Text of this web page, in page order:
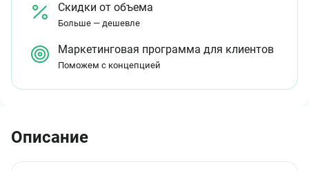
Скидки от объема
Больше — дешевле
Маркетинговая программа для клиентов
Поможем с концепцией
Описание